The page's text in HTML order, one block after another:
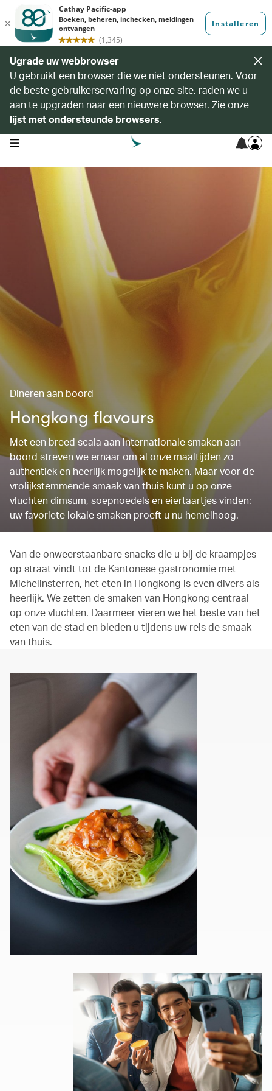
Ugrade uw webbrowser
U gebruikt een browser die we niet ondersteunen. Voor
de beste gebruikerservaring op onze site, raden we u
aan te upgraden naar een nieuwere browser. Zie onze
lijst met ondersteunde browsers.
open navigation menu
Dineren aan boord
Hongkong flavours
Met een breed scala aan internationale smaken aan
boord streven we ernaar om al onze maaltijden zo
authentiek en heerlijk mogelijk te maken. Maar voor de
vrolijkstemmende smaak van thuis kunt u op onze
vluchten dimsum, soepnoedels en eiertaartjes vinden:
uw favoriete lokale smaken proeft u nu hemelhoog.
Van de onweerstaanbare snacks die u bij de kraampjes
op straat vindt tot de Kantonese gastronomie met
Michelinsterren, het eten in Hongkong is even divers als
heerlijk. We zetten de smaken van Hongkong centraal
op onze vluchten. Daarmeer vieren we het beste van het
eten van de stad en bieden u tijdens uw reis de smaak
van thuis.